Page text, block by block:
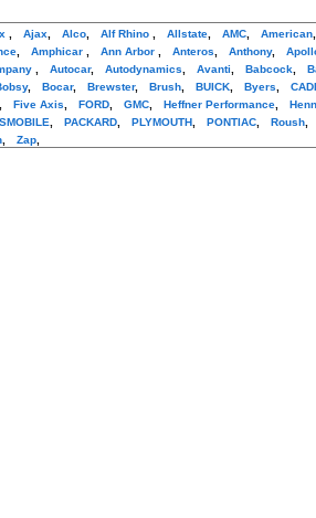
Ajax Alco Alf Rhino Allstate AMC American
Amphicar Ann Arbor Anteros Anthony,
Autocar, Autodynamics Avanti Babcock
, Bocar, Brewster, Brush BUICK Byers
Five Axis FORD GMC Heffner Performance
PACKARD PLYMOUTH PONTIAC Roush
Zap